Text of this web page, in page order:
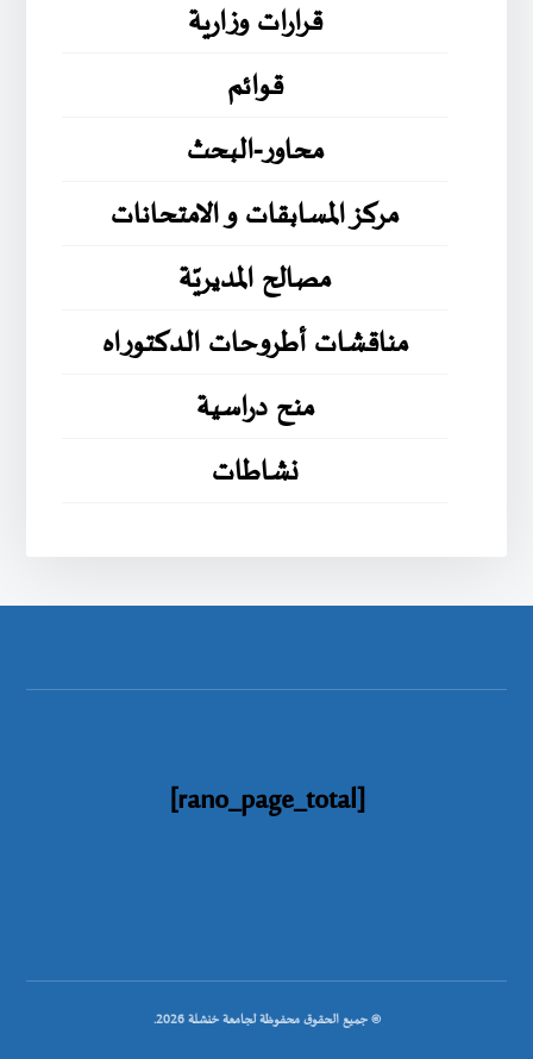
قرارات وزارية
قوائم
محاور-البحث
مركز المسابقات و الامتحانات
مصالح المديريّة
مناقشات أطروحات الدكتوراه
منح دراسية
نشاطات
[rano_page_total]
© جميع الحقوق محفوظة لجامعة خنشلة 2026.